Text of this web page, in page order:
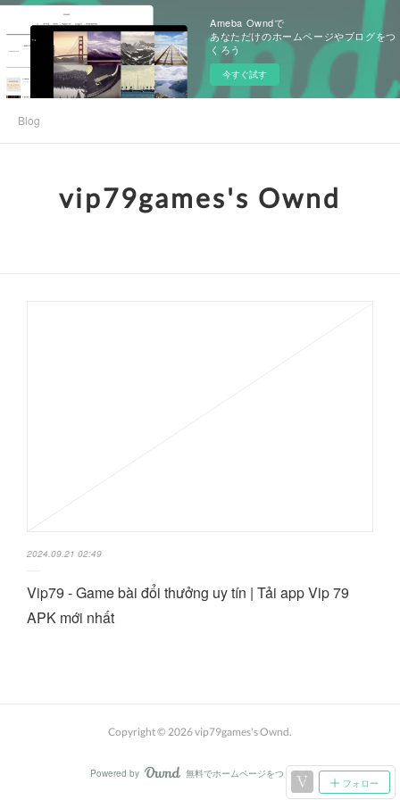
Ameba Owndで
あなただけのホームページやブログをつ
くろう
今すぐ試す
Blog
vip79games's Ownd
2024.09.21 02:49
Vip79 - Game bài đổi thưởng uy tín | Tải app Vip 79
APK mới nhất
フォロー
Copyright © 2026vip79games's Ownd.
Powered by AmebaOwnd
無料でホームページをつくろう